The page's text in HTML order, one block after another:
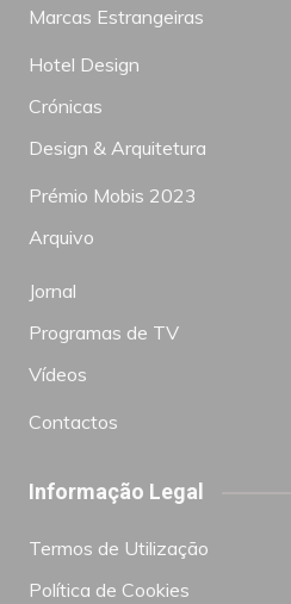
Marcas Estrangeiras
Hotel Design
Crónicas
Design & Arquitetura
Prémio Mobis 2023
Arquivo
Jornal
Programas de TV
Vídeos
Contactos
Informação Legal
Termos de Utilização
Política de Cookies